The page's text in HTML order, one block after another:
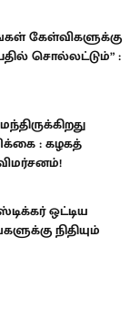
கேள்விகளுக்கு
சொல்லட்டும்” :
: கழகத்
ஒட்டிய
நிதியும்